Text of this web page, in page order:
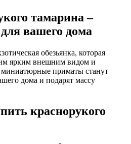
тамарина –
вашего дома
обезьянка, которая
ярким внешним видом и
приматы станут
дома и подарят массу
краснорукого